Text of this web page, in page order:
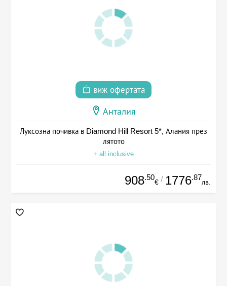
виж офертата
Анталия
Луксозна почивка в Diamond Hill Resort 5*, Алания през
лятото
+ all inclusive
908.50
€ / 1776.87
лв.